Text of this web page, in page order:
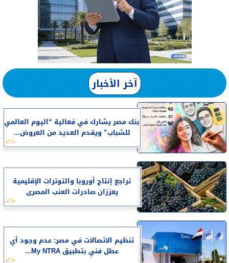
آخر الأخبار
بنك مصر يشارك في فعالية “اليوم العالمي
للشباب” ويقدم العديد من العروض...
تراجع إنتاج أوروبا والتوترات الإقليمية
يعززان صادرات العنب المصرى
تنظيم الاتصالات في مصر: عدم وجود أي
عطل فني بتطبيق My NTRA...